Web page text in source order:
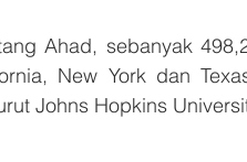
Ahad, sebanyak
New York dan
Johns Hopkins